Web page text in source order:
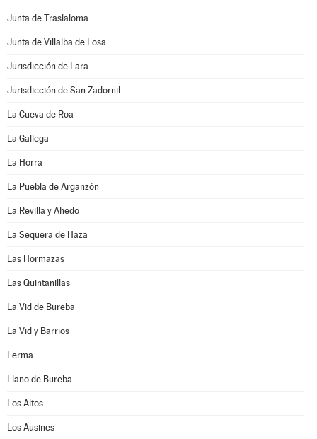
Junta de Traslaloma
Junta de Villalba de Losa
Jurisdicción de Lara
Jurisdicción de San Zadornil
La Cueva de Roa
La Gallega
La Horra
La Puebla de Arganzón
La Revilla y Ahedo
La Sequera de Haza
Las Hormazas
Las Quintanillas
La Vid de Bureba
La Vid y Barrios
Lerma
Llano de Bureba
Los Altos
Los Ausines